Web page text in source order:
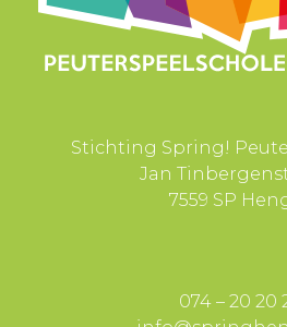
Stichting Spring!
Jan
7559 SP
074 – 20 20